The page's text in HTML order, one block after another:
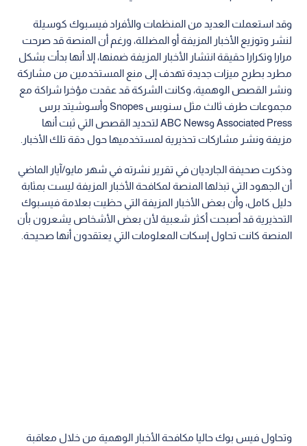
وقد استعملت العديد من المنظمات والأفراد فيسبوك كوسيلة
لنشر وتوزيع الأخبار المزيفة أو المضللة، ورغم أن المنصة قد صرحت
مرارا وتكرارا حقيقة انتشار الأخبار المزيفة ضمنها، إلا أنها بدأت بشكل
مطرد بطرح ميزات جديدة تهدف إلى منع المستخدمين من مشاركة
ونشر القصص الوهمية، وكانت الشركة قد عقدت مؤخرا شراكة مع
مجموعات طرف ثالث مثل سنوبس Snopes وأسوشيتد برس
Associated Press وABC News لتحديد القصص التي ثبت أنها
مزيفة ونشر مشاركات تحذيرية لمستخدميها حول دقة تلك الأخبار.
وذكرت صحيفة الجارديان في تقرير نشرته في شهر مايو/آيار الماضي
أن الجهود التي تبذلها المنصة لمكافحة الأخبار المزيفة ليست بمثابة
دليل كامل، وأن بعض الأخبار المزيفة التي حظيت بعلامة فيسبوك
التحذيرية قد أصبحت أكثر شعبية لأن بعض الأشخاص يشعرون بأن
المنصة كانت تحاول إسكات المعلومات التي يعتقدون أنها صحيحة.
وتحاول فيس بوك حاليا مكافحة الأخبار الوهمية من خلال معاقبة